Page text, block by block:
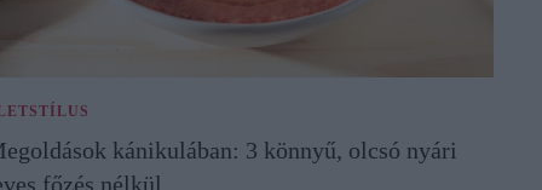
kánikulában: 3 könnyű, olcsó nyári
főzés nélkül